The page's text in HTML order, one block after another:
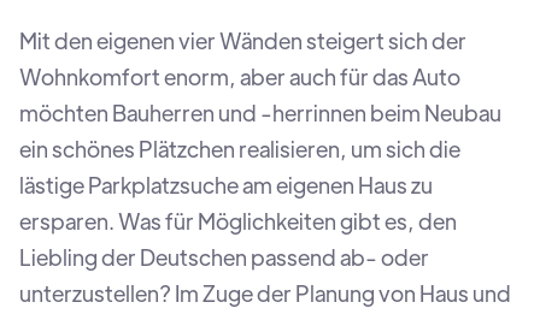
Mit den eigenen vier Wänden steigert sich der
Wohnkomfort enorm, aber auch für das Auto
möchten Bauherren und -herrinnen beim Neubau
ein schönes Plätzchen realisieren, um sich die
lästige Parkplatzsuche am eigenen Haus zu
ersparen. Was für Möglichkeiten gibt es, den
Liebling der Deutschen passend ab- oder
unterzustellen? Im Zuge der Planung von Haus und